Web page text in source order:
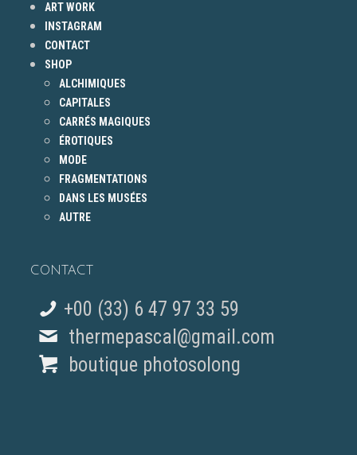
ART WORK
INSTAGRAM
CONTACT
SHOP
ALCHIMIQUES
CAPITALES
CARRÉS MAGIQUES
ÉROTIQUES
MODE
FRAGMENTATIONS
DANS LES MUSÉES
AUTRE
CONTACT
+00 (33) 6 47 97 33 59
thermepascal@gmail.com
boutique photosolong